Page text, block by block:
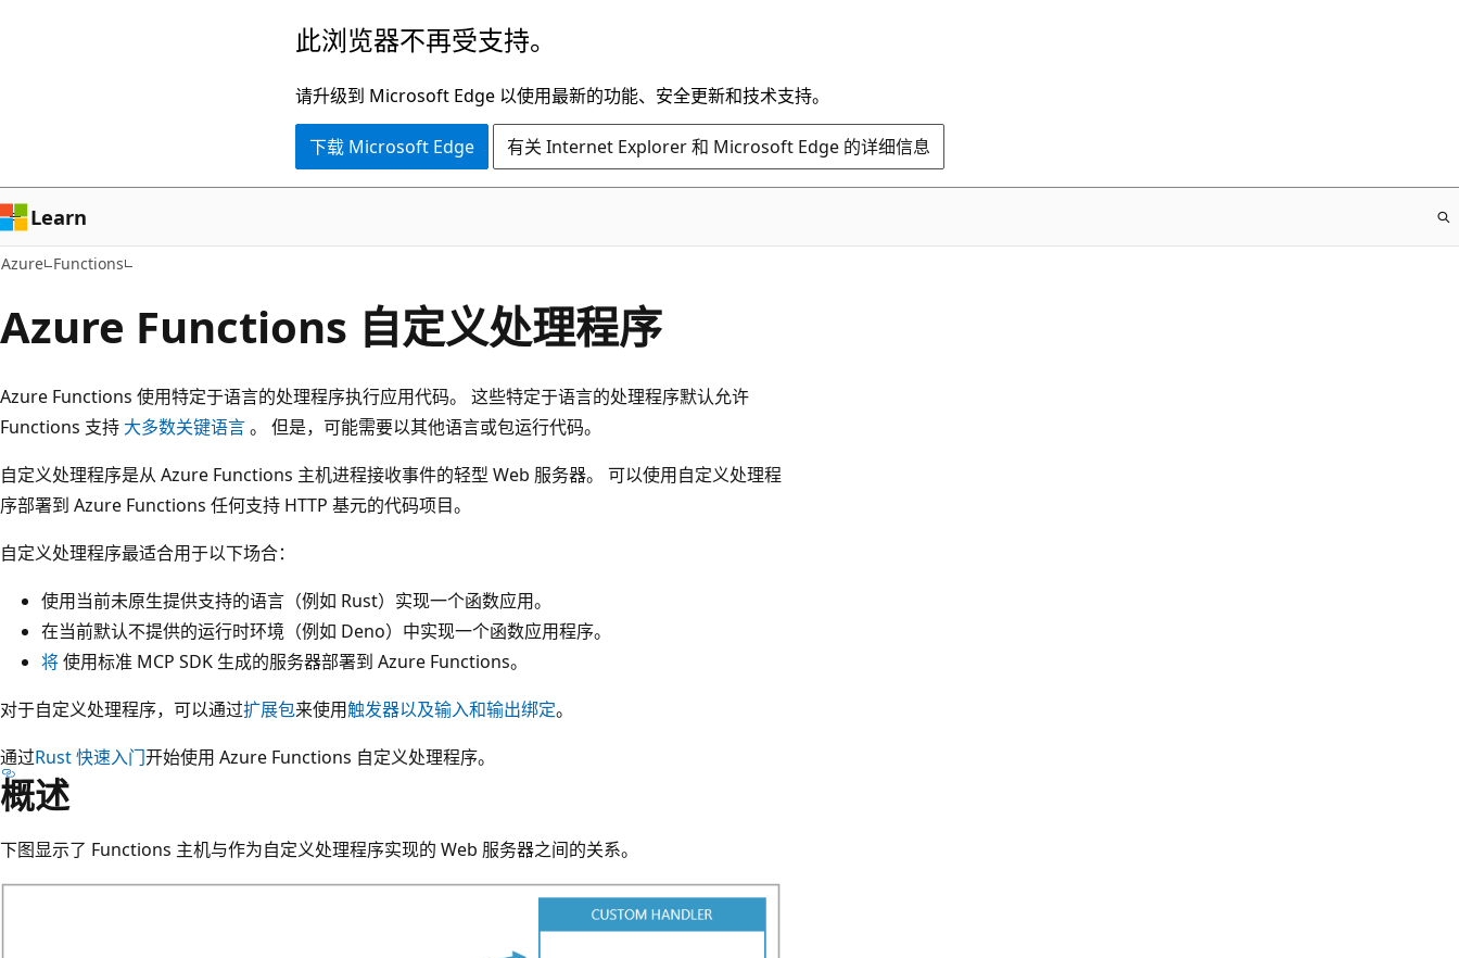
容
此浏览器不再受支持。
请升级到 Microsoft Edge 以使用最新的功能、安全更新和技术支持。
下载 Microsoft Edge 有关 Internet Explorer 和 Microsoft Edge 的详细信息
Learn
Azure Functions
Azure Functions 自定义处理程序
Azure Functions 使用特定于语言的处理程序执行应用代码。 这些特定于语言的处理程序默认允许
Functions 支持 大多数关键语言。 但是，可能需要以其他语言或包运行代码。
自定义处理程序是从 Azure Functions 主机进程接收事件的轻型 Web 服务器。 可以使用自定义处理程
序部署到 Azure Functions 任何支持 HTTP 基元的代码项目。
自定义处理程序最适合用于以下场合：
使用当前未原生提供支持的语言（例如 Rust）实现一个函数应用。
在当前默认不提供的运行时环境（例如 Deno）中实现一个函数应用程序。
将使用标准 MCP SDK 生成的服务器部署到 Azure Functions。
对于自定义处理程序，可以通过扩展包来使用触发器以及输入和输出绑定。
通过Rust 快速入门开始使用 Azure Functions 自定义处理程序。
概述
下图显示了 Functions 主机与作为自定义处理程序实现的 Web 服务器之间的关系。